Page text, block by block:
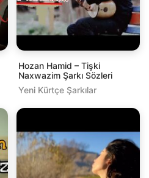
Hozan Hamid – Tişki
Naxwazim Şarkı Sözleri
Yeni Kürtçe Şarkılar